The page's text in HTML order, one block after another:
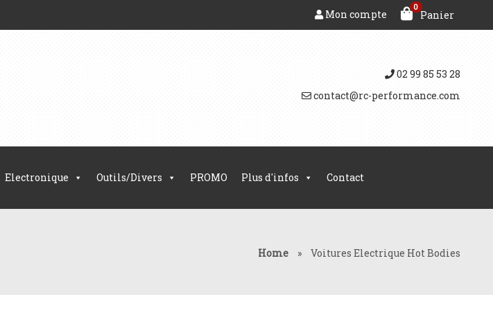
0
Panier
Mon compte
02 99 85 53 28
contact@rc-performance.com
Electronique Outils/Divers PROMO Plus d'infos Contact
Home » Voitures Electrique Hot Bodies